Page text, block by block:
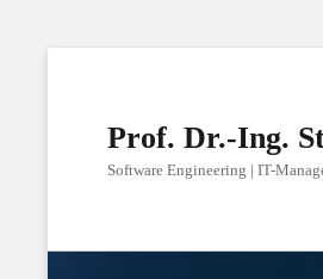
Prof. Dr.-Ing.
Software Engineering | IT-